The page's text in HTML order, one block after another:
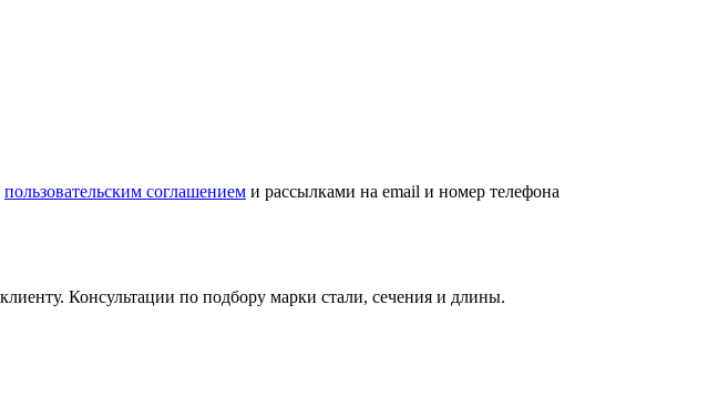
пользовательским соглашением и рассылками на email и номер телефона
Консультации по подбору марки стали, сечения и длины.